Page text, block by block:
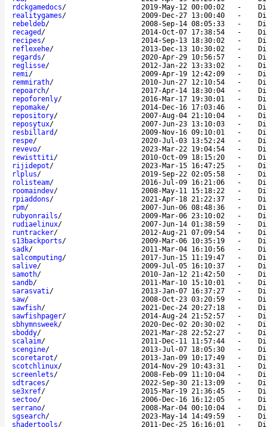
rdckgamedocs/ 2019-May-12 00:00:02 -
realitygames/ 2009-Dec-27 13:00:40 -
rebeldeb/ 2008-Sep-14 08:05:33 -
recaged / 2014-Oct-07 17:38:54 -
recipes/ 2014-Sep-13 18:30:02 -
reflexehe/ 2013-Dec-13 10:30:02 -
regards/ 2020-Apr-29 10:56:57 -
reglisse/ 2012-Jan-22 13:33:02 -
remi/ 2009-Apr-19 12:42:09 -
remmirath/ 2010-Jun-27 12:10:54 -
repoarch/ 2017-Apr-14 18:30:04 -
repoforenly/ 2016-Mar-17 19:30:01 -
repomake/ 2014-Dec-16 17:03:46 -
repository/ 2007-Aug-04 21:10:04 -
reposytux/ 2007-Jun-23 13:10:03 -
resbillard / 2009-Nov-16 09:10:01 -
respe/ 2020-Jul-03 13:52:24 -
revevo/ 2023-Mar-22 19:04:54 -
rewisttiti/ 2010-Oct-09 18:15:20 -
rijidepot/ 2023-Mar-15 16:47:25 -
rlplus/ 2019-Sep-22 02:05:58 -
rolisteam/ 2016-Jul-09 16:21:06 -
roomaindev/ 2008-May-11 15:18:22 -
rpiaddons/ 2021-Apr-18 21:22:37 -
rpm/ 2007-Jun-06 08:48:36 -
rubyonrails/ 2009-Mar-06 23:10:02 -
rudiaelinux/ 2007-Jun-14 01:38:59 -
runtracker/ 2012-Aug-21 07:09:54 -
s13backports/ 2009-Mar-06 10:35:19 -
sadk/ 2011-Mar-04 16:10:56 -
salcomputing/ 2017-Jun-15 11:19:47 -
salive/ 2009-Jul-05 16:10:37 -
samoth/ 2010-Jan-12 21:42:50 -
sandb/ 2011-Mar-10 15:10:01 -
sarasvati/ 2013-Jan-07 16:37:27 -
saw/ 2008-Oct-23 03:20:59 -
sawfish/ 2021-Dec-24 20:27:18 -
sawfishpager/ 2014-Aug-24 21:52:57 -
sbhymnsweek/ 2020-Dec-02 20:30:02 -
sboddy/ 2021-Mar-28 22:52:27 -
scalaim/ 2011-Dec-11 11:57:44 -
scengine/ 2013-Jul-07 18:05:30 -
scoretarot/ 2013-Jan-09 10:17:49 -
scotchlinux/ 2014-Nov-29 10:43:31 -
screenlets/ 2008-Feb-09 11:10:04 -
sdtraces/ 2022-Sep-30 21:13:09 -
se3xref/ 2015-Mar-19 21:36:45 -
sectoo/ 2006-Dec-16 16:12:05 -
serrano/ 2008-Mar-04 00:10:04 -
sgsearch/ 2023-May-14 14:49:59 -
shadertools/ 2011-Dec-25 16:16:01 -